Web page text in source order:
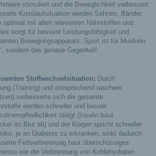
stimuliert und die Beweglichkeit verbessert
Kreislaufsituation werden Sehnen, Bänder,
optimal mit allen relevanten Nährstoffen und
sorgt für bessere Leistungsfähigkeit und
Bewegungsapparats. Sport ist für Muskeln
sondern das genaue Gegenteil!
Stoffwechselsituation: Durch
(Training) und entsprechend raschere
verbesserte sich die gesamte
werden schneller und besser
steigt (Insulin baut
im Blut ab) und der Körper spricht schneller
je an Diabetes zu erkranken, sinkt dadurch
Fettverbrennung baut überschüssiges
wie die Verbrennung von Kohlehydraten